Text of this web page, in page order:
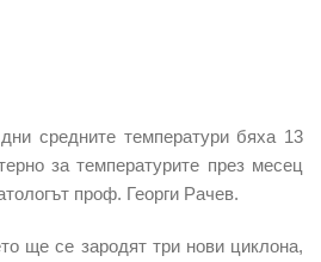
средните температури бяха 13
за температурите през месец
проф. Георги Рачев.
ще се зародят три нови циклона,